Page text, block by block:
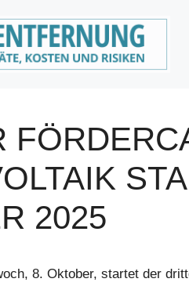
2025
8. Oktober, startet der